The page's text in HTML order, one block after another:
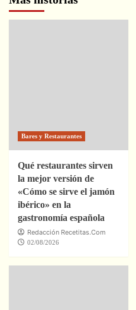
Bares y Restaurantes
Qué restaurantes sirven
la mejor versión de
«Cómo se sirve el jamón
ibérico» en la
gastronomía española
Redacción Recetitas.Com
02/08/2026